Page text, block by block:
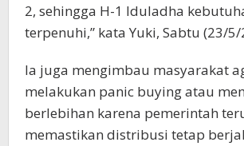
2, sehingga H-1 Iduladha
terpenuhi,” kata Yuki, Sabtu (23/5/
Ia juga mengimbau masyarakat
melakukan panic buying atau
berlebihan karena pemerintah
memastikan distribusi tetap